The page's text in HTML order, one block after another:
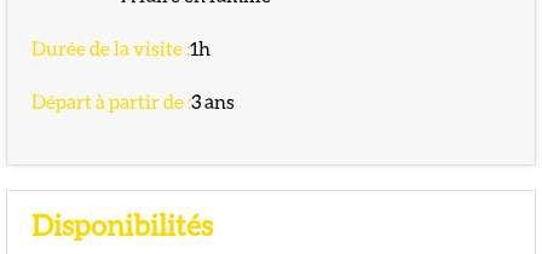
Durée de la visite:1h
Départ à partir de:3ans
Disponibilités